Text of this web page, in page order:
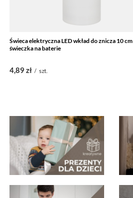
Świeca elektryczna LED wkład do znicza 10 cm
świeczka na baterie
4,89 zł / szt.